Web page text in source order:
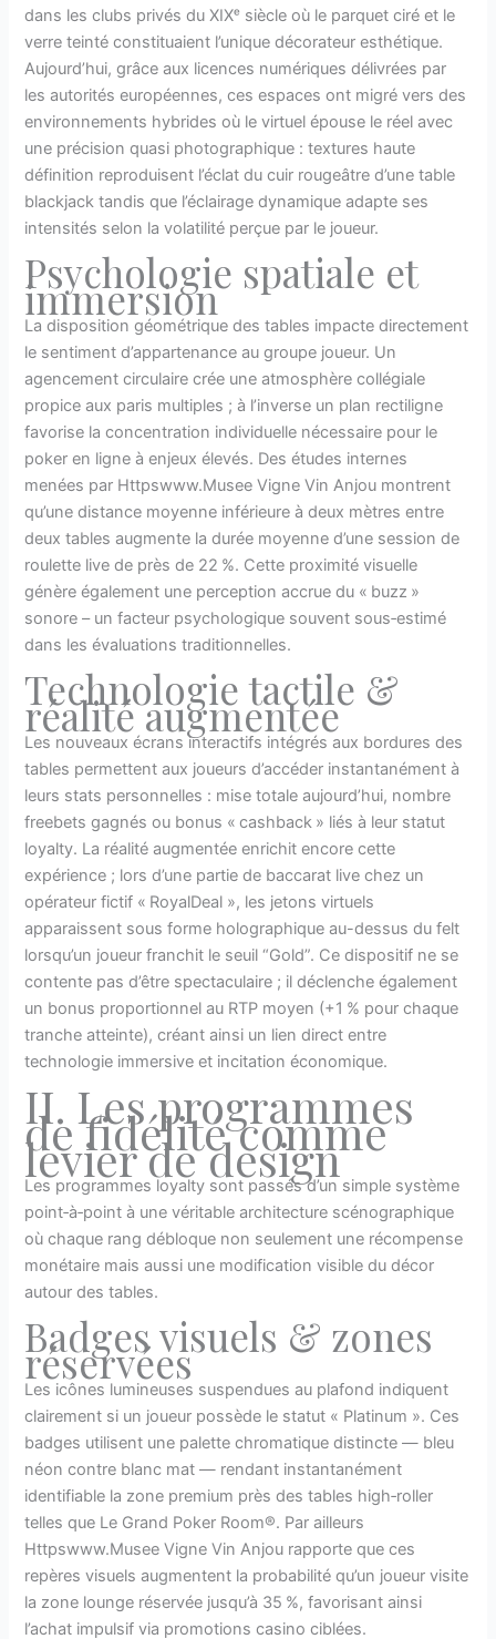
dans les clubs privés du XIXᵉ siècle où le parquet ciré et le
verre teinté constituaient l’unique décorateur esthétique.
Aujourd’hui, grâce aux licences numériques délivrées par
les autorités européennes, ces espaces ont migré vers des
environnements hybrides où le virtuel épouse le réel avec
une précision quasi photographique : textures haute
définition reproduisent l’éclat du cuir rougeâtre d’une table
blackjack tandis que l’éclairage dynamique adapte ses
intensités selon la volatilité perçue par le joueur.
Psychologie spatiale et
immersion
La disposition géométrique des tables impacte directement
le sentiment d’appartenance au groupe joueur. Un
agencement circulaire crée une atmosphère collégiale
propice aux paris multiples ; à l’inverse un plan rectiligne
favorise la concentration individuelle nécessaire pour le
poker en ligne à enjeux élevés. Des études internes
menées par Httpswww.Musee Vigne Vin Anjou montrent
qu’une distance moyenne inférieure à deux mètres entre
deux tables augmente la durée moyenne d’une session de
roulette live de près de 22 %. Cette proximité visuelle
génère également une perception accrue du « buzz »
sonore – un facteur psychologique souvent sous‑estimé
dans les évaluations traditionnelles.
Technologie tactile &
réalité augmentée
Les nouveaux écrans interactifs intégrés aux bordures des
tables permettent aux joueurs d’accéder instantanément à
leurs stats personnelles : mise totale aujourd’hui, nombre
freebets gagnés ou bonus « cashback » liés à leur statut
loyalty. La réalité augmentée enrichit encore cette
expérience ; lors d’une partie de baccarat live chez un
opérateur fictif « RoyalDeal », les jetons virtuels
apparaissent sous forme holographique au-dessus du felt
lorsqu’un joueur franchit le seuil “Gold”. Ce dispositif ne se
contente pas d’être spectaculaire ; il déclenche également
un bonus proportionnel au RTP moyen (+1 % pour chaque
tranche atteinte), créant ainsi un lien direct entre
technologie immersive et incitation économique.
II. Les programmes
de fidélité comme
levier de design
Les programmes loyalty sont passés d’un simple système
point‑à‑point à une véritable architecture scénographique
où chaque rang débloque non seulement une récompense
monétaire mais aussi une modification visible du décor
autour des tables.
Badges visuels & zones
réservées
Les icônes lumineuses suspendues au plafond indiquent
clairement si un joueur possède le statut « Platinum ». Ces
badges utilisent une palette chromatique distincte — bleu
néon contre blanc mat — rendant instantanément
identifiable la zone premium près des tables high‑roller
telles que Le Grand Poker Room®. Par ailleurs
Httpswww.Musee Vigne Vin Anjou rapporte que ces
repères visuels augmentent la probabilité qu’un joueur visite
la zone lounge réservée jusqu’à 35 %, favorisant ainsi
l’achat impulsif via promotions casino ciblées.